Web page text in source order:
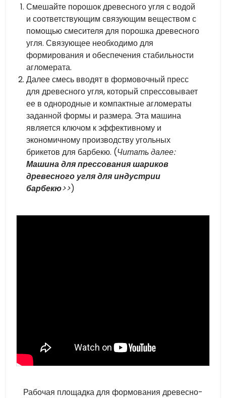
Смешайте порошок древесного угля с водой
и соответствующим связующим веществом с
помощью смесителя для порошка древесного
угля. Связующее необходимо для
формирования и обеспечения стабильности
агломерата.
Далее смесь вводят в формовочный пресс
для древесного угля, который спрессовывает
ее в однородные и компактные агломераты
заданной формы и размера. Эта машина
является ключом к эффективному и
экономичному производству угольных
брикетов для барбекю. (Читать далее:
Машина для прессования шариков
древесного угля для индустрии
барбекю>>)
Рабочая площадка для формования древесно-